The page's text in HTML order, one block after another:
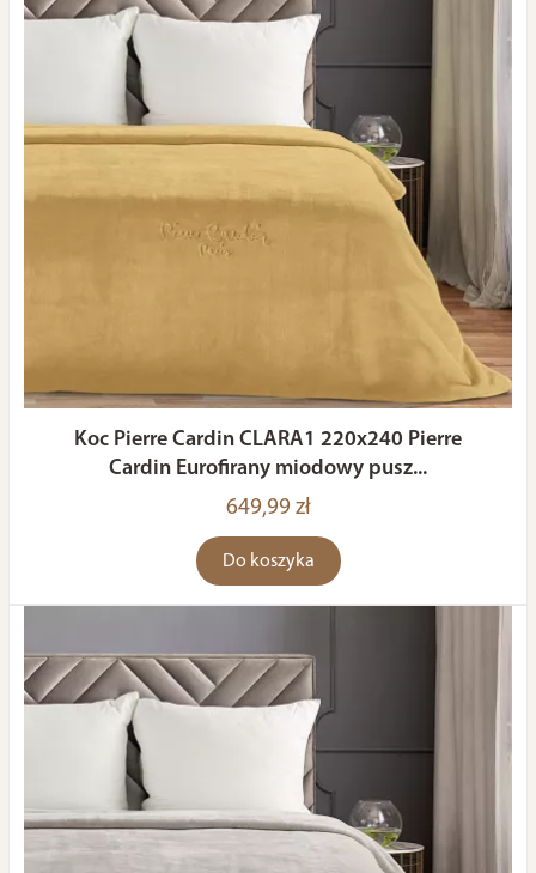
Koc Pierre Cardin CLARA1 220x240 Pierre
Cardin Eurofirany miodowy pusz...
649,99 zł
Do koszyka